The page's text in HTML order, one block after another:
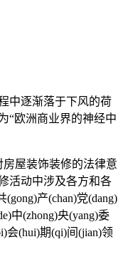
中逐渐落于下风的荷
“欧洲商业界的神经中
屋装饰装修的法律意
活动中涉及各方和各
产(chan)党(dang)
中(zhong)央(yang)委
会(hui)期(qi)间(jian)领